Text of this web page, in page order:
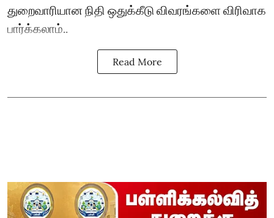
துறைவாரியான நிதி ஒதுக்கீடு விவரங்களை விரிவாக
பார்க்கலாம்..
Read More